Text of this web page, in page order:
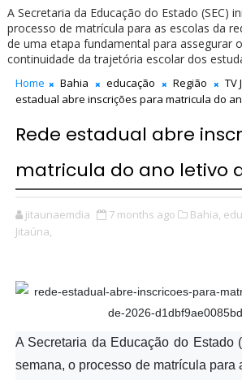
A Secretaria da Educação do Estado (SEC)
processo de matrícula para as escolas da
de uma etapa fundamental para assegurar
continuidade da trajetória escolar dos
Home Bahia educação Região TV
estadual abre inscrições para matricula do
Rede estadual abre
matricula do ano letivo
jitaunaemdia 7 months ago Bahia,
Jitaúna,
A Secretaria da Educação do Estado
semana, o processo de matrícula para